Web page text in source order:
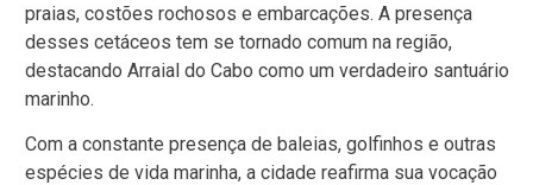
praias, costões rochosos e embarcações. A presença
desses cetáceos tem se tornado comum na região,
destacando Arraial do Cabo como um verdadeiro santuário
marinho.
Com a constante presença de baleias, golfinhos e outras
espécies de vida marinha, a cidade reafirma sua vocação